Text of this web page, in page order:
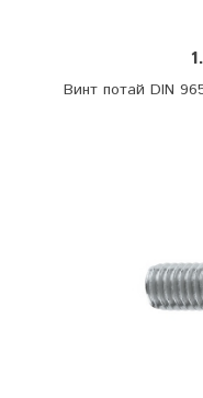
Винт потай DIN